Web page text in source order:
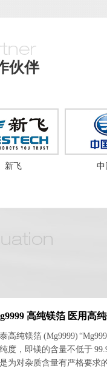
伙伴
中国一汽
高纯镁箔 医用高
泰高纯镁箔 (Mg9999)
度，即镁的含量不低于
为对杂质含量有严格要求